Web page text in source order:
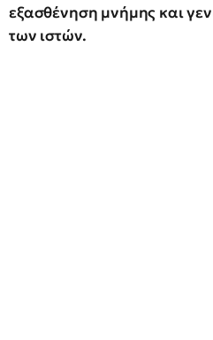
εξασθένηση μνήμης και
των ιστών.